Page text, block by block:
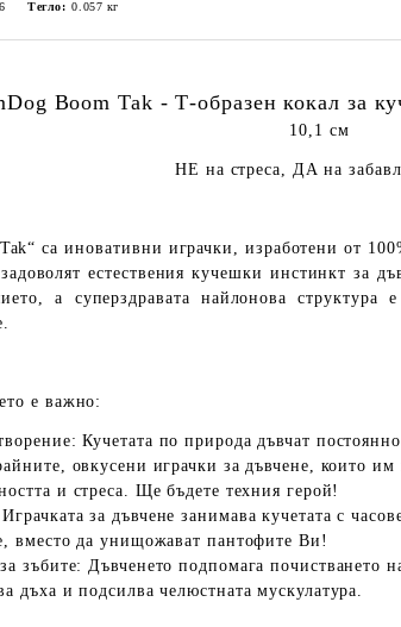
Тегло: 0.057 кг
og Boom Tak - Т-образен кокал за
10,1 см
НЕ на стреса, ДА на
са иновативни играчки, изработени от
естествения кучешки инстинкт за
а суперздравата найлонова структура
е важно:
Кучетата по природа дъвчат
овкусени играчки за дъвчене, които им
и стреса. Ще бъдете техния герой!
Играчката за дъвчене занимава кучетата с
вместо да унищожават пантофите Ви!
зъбите: Дъвченето подпомага почистването
дъха и подсилва челюстната мускулатура.